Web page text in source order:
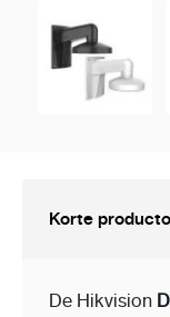
Korte
De Hikvision